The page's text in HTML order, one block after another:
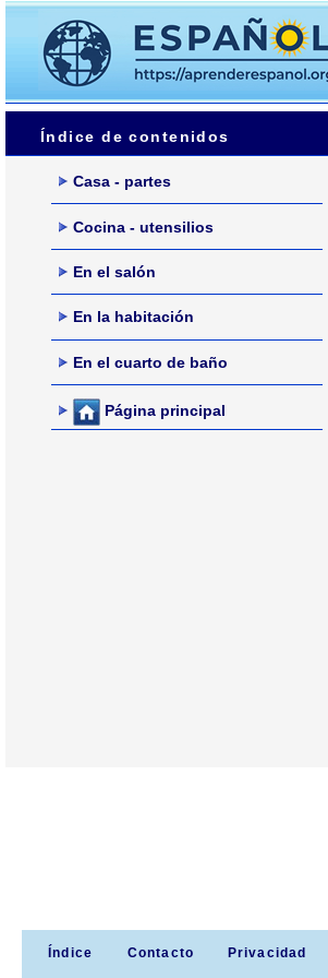
Índice de contenidos
Casa - partes
Cocina - utensilios
En el salón
En la habitación
En el cuarto de baño
Página principal
Índice Contacto Privacidad